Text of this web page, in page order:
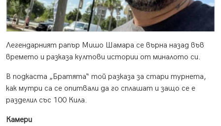
Легендарният рапър Мишо Шамара се върна назад във
времето и разказа култови истории от миналото си.
В подкаста „Братята“ той разказа за стари турнета,
как мутри са се опитвали да го сплашат и защо се е
разделил със 100 Кила.
Камери